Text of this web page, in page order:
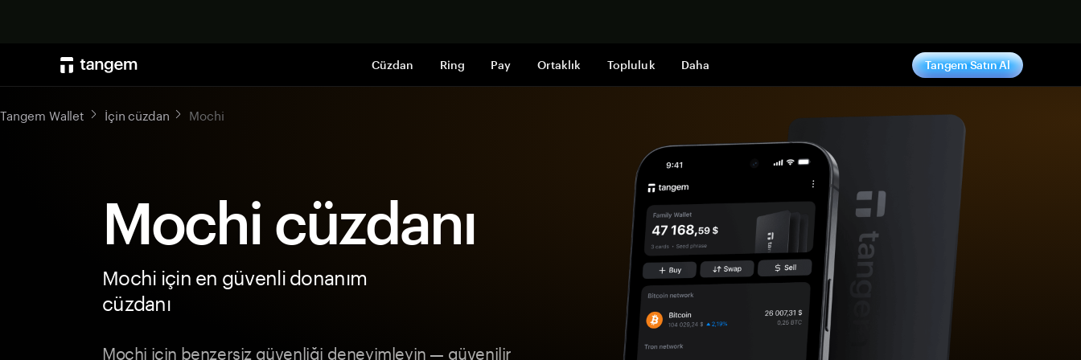
Cüzdan Ring Pay Ortaklık Topluluk Daha Tangem Satın Al
Tangem Wallet İçin cüzdan Mochi
Mochi cüzdanı
Mochi için en güvenli donanım
cüzdanı
Mochi için benzersiz güvenliği deneyimleyin — güvenilir